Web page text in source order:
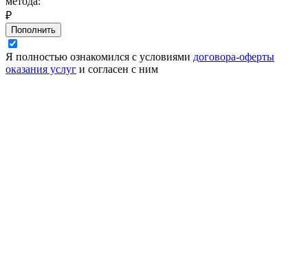
₽
Пополнить
Я полностью ознакомился с условиями договора-оферты
оказания услуг и согласен с ним